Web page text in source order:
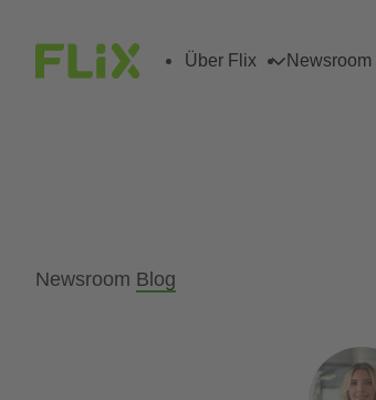
Über Flix Newsroom
Newsroom Blog